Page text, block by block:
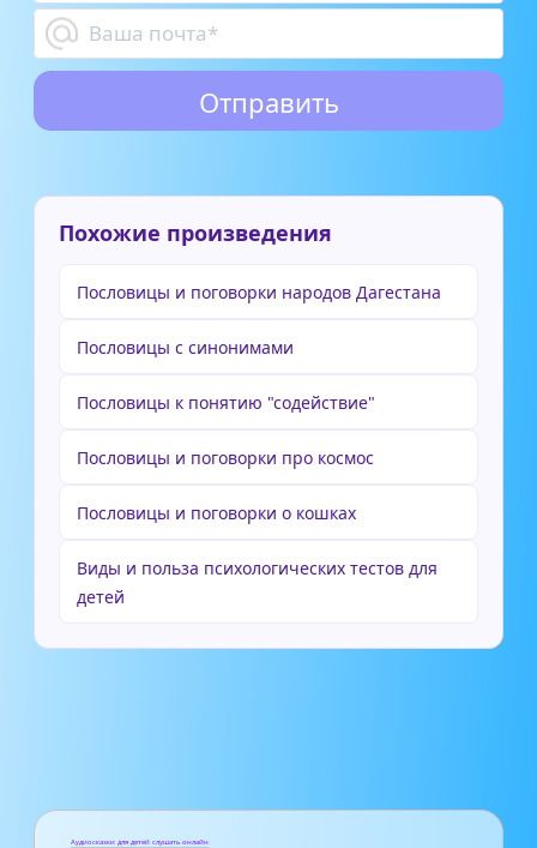
Похожие произведения
Пословицы и поговорки народов Дагестана
Пословицы с синонимами
Пословицы к понятию "содействие"
Пословицы и поговорки про космос
Пословицы и поговорки о кошках
Виды и польза психологических тестов для
детей
Аудиосказки для детей слушать онлайн